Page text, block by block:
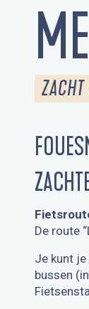
De route
Je kunt
bussen